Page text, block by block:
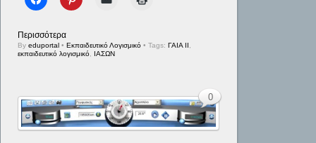
Περισσότερα
Byeduportal • Εκπαιδευτικό Λογισμικό • Tags:ΓΑΙΑ ΙΙ
εκπαιδευτικό λογισμικό
ΙΑΣΩΝ
0